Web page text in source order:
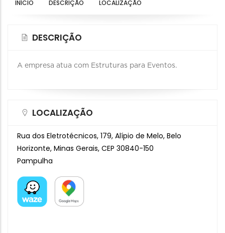
INÍCIO DESCRIÇÃO LOCALIZAÇÃO
DESCRIÇÃO
A empresa atua com Estruturas para Eventos.
LOCALIZAÇÃO
Rua dos Eletrotécnicos, 179, Alípio de Melo, Belo
Horizonte, Minas Gerais, CEP 30840-150
Pampulha